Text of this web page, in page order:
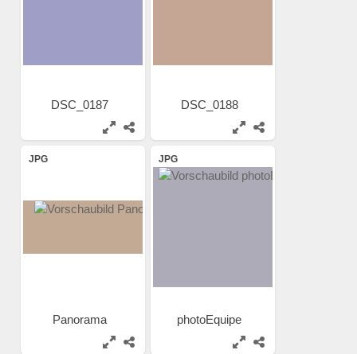
DSC_0187 DSC_0188
JPG
Panorama
JPG
photoEquipe